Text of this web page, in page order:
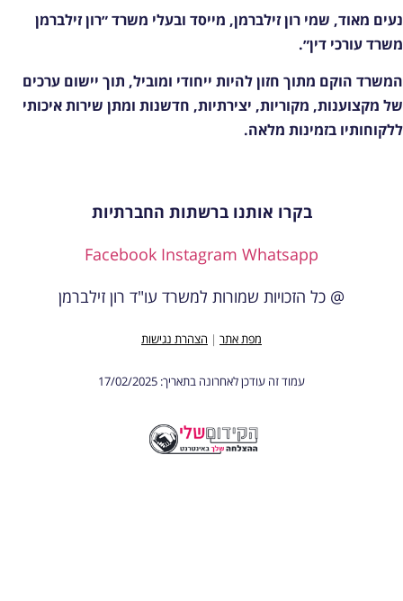
מאוד, שמי רון זילברמן, מייסד ובעלי משרד ״רון זילברמן
עורכי דין״.
הוקם מתוך חזון להיות ייחודי ומוביל, תוך יישום ערכים
מקצוענות, מקוריות, יצירתיות, חדשנות ומתן שירות איכותי
בזמינות מלאה.
בקרו אותנו ברשתות החברתיות
Facebook Instagram Whatsapp
@ כל הזכויות שמורות למשרד עו"ד רון זילברמן
מפת אתר| הצהרת נגישות
עמוד זה עודכן לאחרונה בתאריך: 17/02/2025